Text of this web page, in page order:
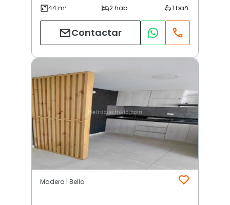
Contactar
Madera | Bello